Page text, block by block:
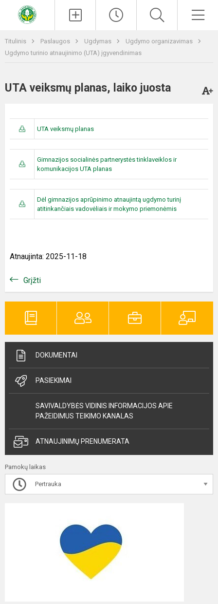
Titulinis Paslaugos Ugdymas
Ugdymo organizavimas
Ugdymo turinio atnaujinimo (UTA) įgyvendinimas
UTA veiksmų planas, laiko juosta
UTA veiksmų planas
Gimnazijos socialinės partnerystės tinklaveiklos ir
komunikacijos UTA planas
Dėl gimnazijos aprūpinimo atnaujintą ugdymo turinį
atitinkančiais vadovėliais ir mokymo priemonėmis
Atnaujinta: 2025-11-18
Grįžti
DOKUMENTAI
PASIEKIMAI
SAVIVALDYBĖS VIDINIS INFORMACIJOS APIE
PAŽEIDIMUS TEIKIMO KANALAS
ATNAUJINIMŲ PRENUMERATA
Pamokų laikas
Pertrauka